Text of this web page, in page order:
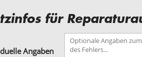
für
Angaben